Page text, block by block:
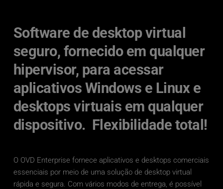
Software de desktop virtual
seguro, fornecido em qualquer
hipervisor, para acessar
aplicativos Windows e Linux e
desktops virtuais em qualquer
dispositivo.  Flexibilidade total!
O OVD Enterprise fornece aplicativos e desktops comerciais
essenciais por meio de uma solução de desktop virtual
rápida e segura. Com vários modos de entrega, é possível